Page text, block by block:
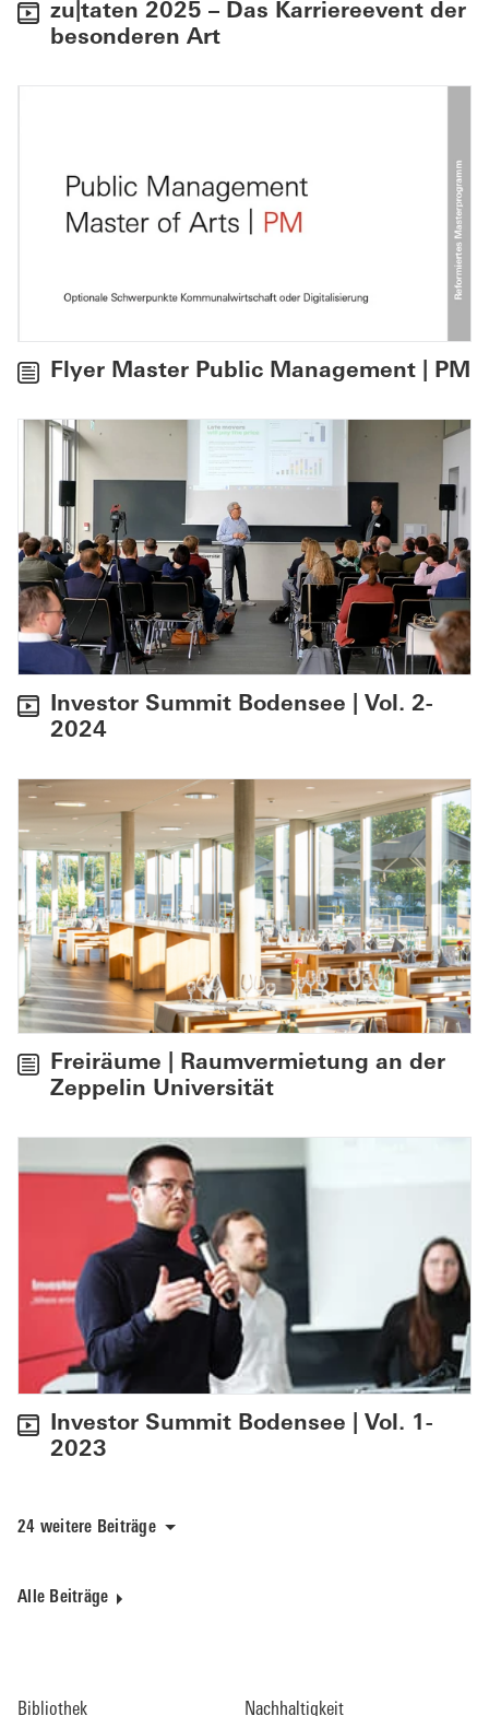
zu|taten 2025 – Das Karriereevent der
besonderen Art
Flyer Master Public Management | PM
Investor Summit Bodensee | Vol. 2-
2024
Freiräume | Raumvermietung an der
Zeppelin Universität
Investor Summit Bodensee | Vol. 1-
2023
24 weitere Beiträge
Alle Beiträge
Bibliothek Nachhaltigkeit